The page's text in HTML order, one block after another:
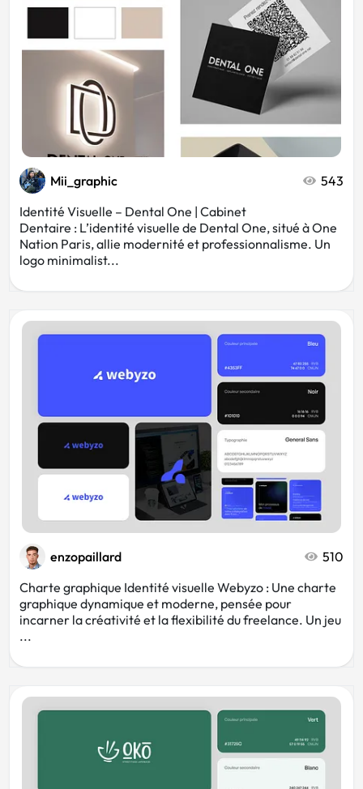
Mii_graphic
543
Identité Visuelle – Dental One | Cabinet
Dentaire : L’identité visuelle de Dental One, situé à One
Nation Paris, allie modernité et professionnalisme. Un
logo minimalist...
enzopaillard
510
Charte graphique Identité visuelle Webyzo : Une charte
graphique dynamique et moderne, pensée pour
incarner la créativité et la flexibilité du freelance. Un jeu
...